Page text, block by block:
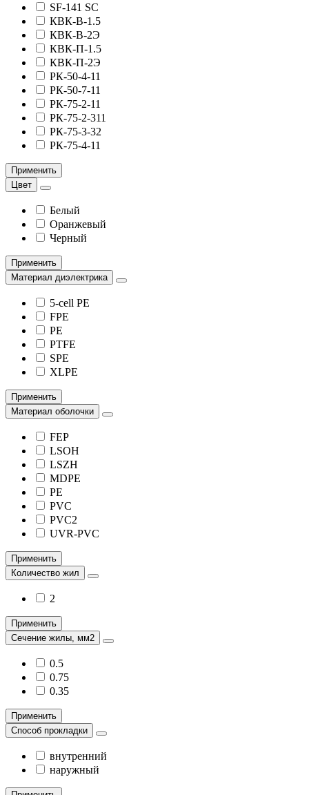
SF-141 SC
КВК-В-1.5
КВК-В-2Э
КВК-П-1.5
КВК-П-2Э
РК-50-4-11
РК-50-7-11
РК-75-2-11
РК-75-2-311
РК-75-3-32
РК-75-4-11
Применить
Цвет
Белый
Оранжевый
Черный
Применить
Материал диэлектрика
5-cell PE
FPE
PE
PTFE
SPE
XLPE
Применить
Материал оболочки
FEP
LSOH
LSZH
MDPE
PE
PVC
PVC2
UVR-PVC
Применить
Количество жил
2
Применить
Сечение жилы, мм2
0.5
0.75
0.35
Применить
Способ прокладки
внутренний
наружный